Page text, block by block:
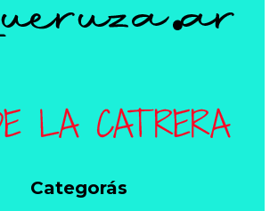
Categorás